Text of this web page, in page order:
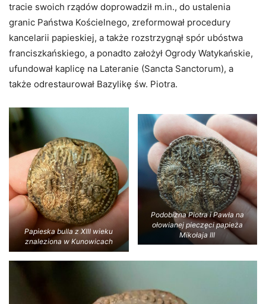
tracie swoich rządów doprowadził m.in., do ustalenia
granic Państwa Kościelnego, zreformował procedury
kancelarii papieskiej, a także rozstrzygnął spór ubóstwa
franciszkańskiego, a ponadto założył Ogrody Watykańskie,
ufundował kaplicę na Lateranie (Sancta Sanctorum), a
także odrestaurował Bazylikę św. Piotra.
Papieska bulla z XIII wieku
znaleziona w Kunowicach
Podobizna Piotra i Pawła na
ołowianej pieczęci papieża
Mikołaja III